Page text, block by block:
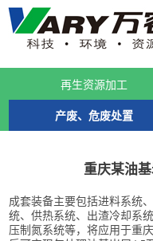
再生资源加工
产废、危废处置
重庆某油
成套装备主要包括进料系统
统、供热系统、出渣冷却系
压制氮系统等，将应用于重